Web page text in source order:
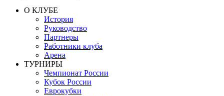
О КЛУБЕ
История
Руководство
Партнеры
Работники клуба
Арена
ТУРНИРЫ
Чемпионат России
Кубок России
Еврокубки